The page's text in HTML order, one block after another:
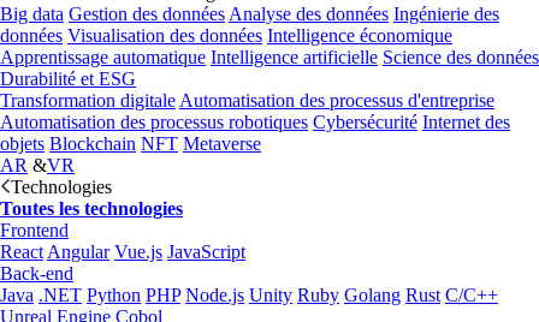
Big data Gestion des données Analyse des données Ingénierie des
données Visualisation des données Intelligence économique
Apprentissage automatique Intelligence artificielle Science des données
Durabilité et ESG
Transformation digitale Automatisation des processus d'entreprise
Automatisation des processus robotiques Cybersécurité Internet des
objets Blockchain NFT Metaverse
AR &VR
Technologies
Toutes les technologies
Frontend
React Angular Vue.js JavaScript
Back-end
Java .NET Python PHP Node.js Unity Ruby Golang Rust C/C++
Unreal Engine Cobol